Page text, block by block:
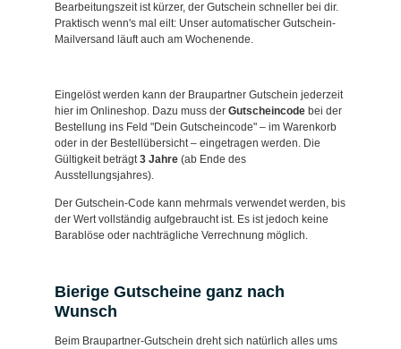
Bearbeitungszeit ist kürzer, der Gutschein schneller bei dir.
Praktisch wenn's mal eilt: Unser automatischer Gutschein-
Mailversand läuft auch am Wochenende.
Eingelöst werden kann der Braupartner Gutschein jederzeit
hier im Onlineshop. Dazu muss der Gutscheincode bei der
Bestellung ins Feld "Dein Gutscheincode" – im Warenkorb
oder in der Bestellübersicht – eingetragen werden. Die
Gültigkeit beträgt3 Jahre (ab Ende des
Ausstellungsjahres).
Der Gutschein-Code kann mehrmals verwendet werden, bis
der Wert vollständig aufgebraucht ist. Es ist jedoch keine
Barablöse oder nachträgliche Verrechnung möglich.
Bierige Gutscheine ganz nach
Wunsch
Beim Braupartner-Gutschein dreht sich natürlich alles ums